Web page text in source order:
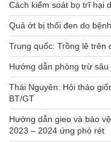
Cách kiểm soát bọ trĩ hại
Quả ớt bị thối đen do
Trung quốc: Trồng lê trên
Hướng dẫn phòng trừ
Thái Nguyên: Hội thảo
BT/GT
Hướng dẫn gieo và bảo
2023 – 2024 ứng phó rét